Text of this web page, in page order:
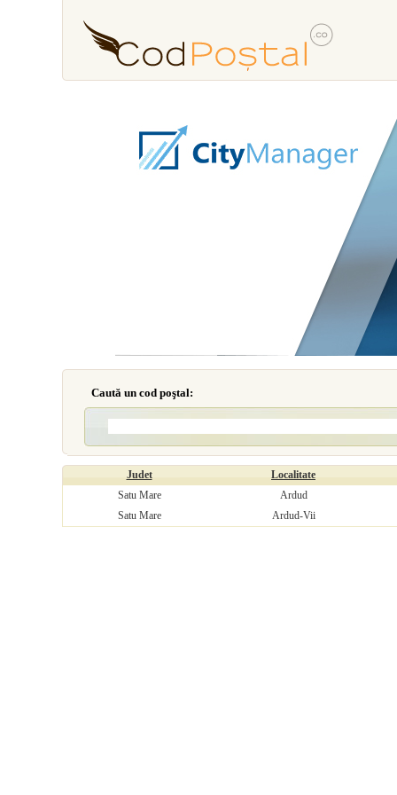
Caută un cod poştal:
Judet
Localitate
Satu Mare
Ardud
Satu Mare
Ardud-Vii